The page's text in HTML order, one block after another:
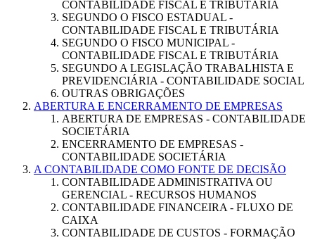
CONTABILIDADE FISCAL E TRIBUTÁRIA
SEGUNDO O FISCO ESTADUAL -
CONTABILIDADE FISCAL E TRIBUTÁRIA
SEGUNDO O FISCO MUNICIPAL -
CONTABILIDADE FISCAL E TRIBUTÁRIA
SEGUNDO A LEGISLAÇÃO TRABALHISTA E
PREVIDENCIÁRIA - CONTABILIDADE SOCIAL
OUTRAS OBRIGAÇÕES
ABERTURA E ENCERRAMENTO DE EMPRESAS
ABERTURA DE EMPRESAS - CONTABILIDADE
SOCIETÁRIA
ENCERRAMENTO DE EMPRESAS -
CONTABILIDADE SOCIETÁRIA
A CONTABILIDADE COMO FONTE DE DECISÃO
CONTABILIDADE ADMINISTRATIVA OU
GERENCIAL - RECURSOS HUMANOS
CONTABILIDADE FINANCEIRA - FLUXO DE
CAIXA
CONTABILIDADE DE CUSTOS - FORMAÇÃO